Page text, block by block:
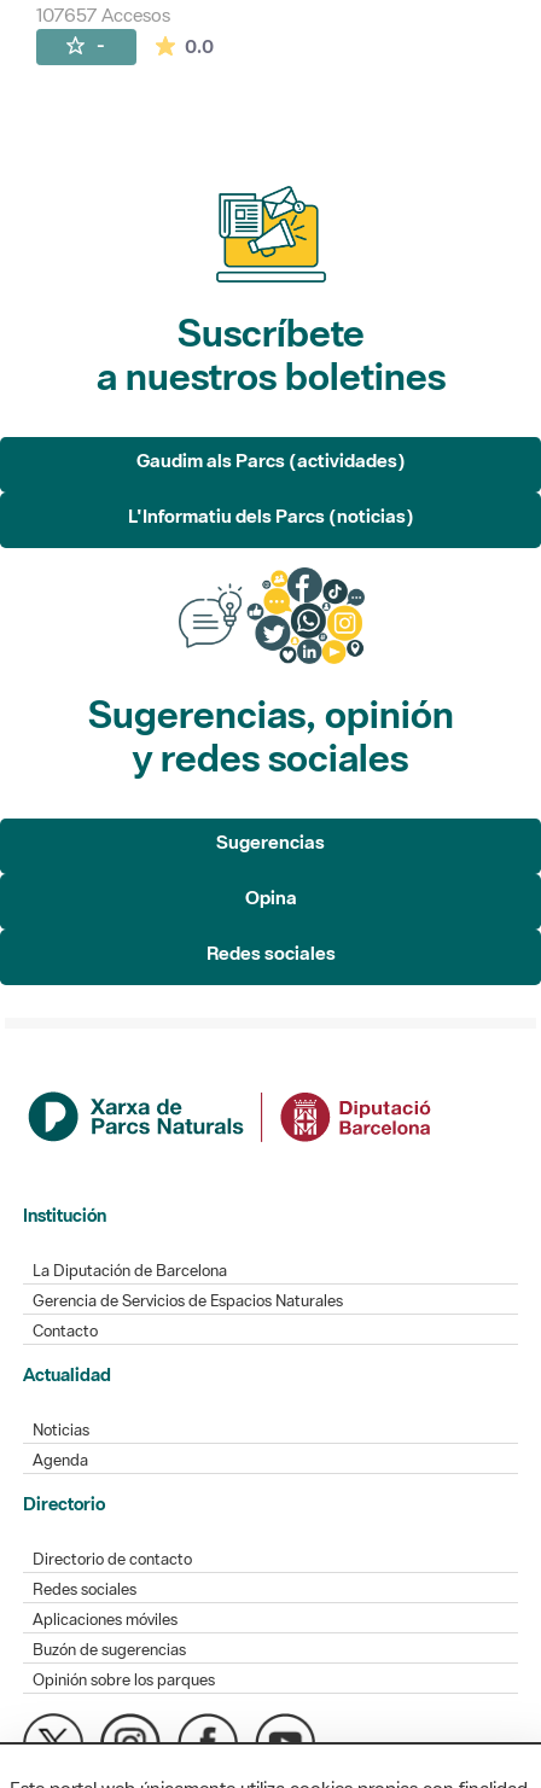
107657 Accesos
- 0.0La valoración media es de 0 estrellas de
Suscríbete
a nuestros boletines
Gaudim als Parcs (actividades)
L'Informatiu dels Parcs (noticias)
Sugerencias, opinión
y redes sociales
Sugerencias
Opina
Redes sociales
Institución
La Diputación de Barcelona
Gerencia de Servicios de Espacios Naturales
Contacto
Actualidad
Noticias
Agenda
Directorio
Directorio de contacto
Redes sociales
Aplicaciones móviles
Buzón de sugerencias
Opinión sobre los parques